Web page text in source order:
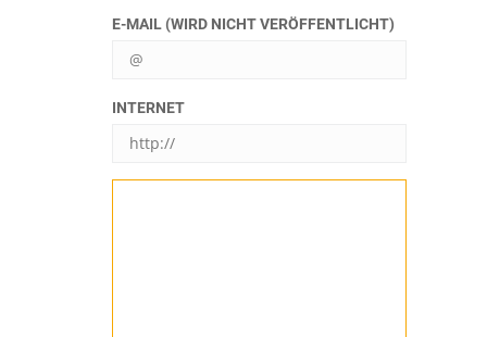
E-MAIL (WIRD NICHT VERÖFFENTLICHT)
INTERNET